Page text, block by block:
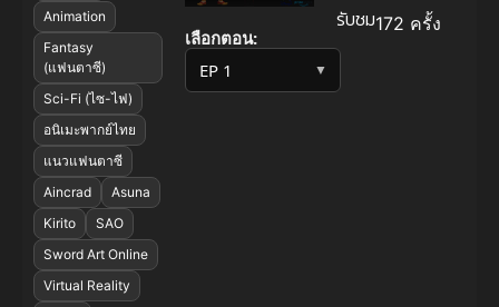
เลือกตอน:
▼
รับชม172 ครั้ง
Animation
Fantasy
(แฟนตาซี)
Sci-Fi (ไซ-ไฟ)
อนิเมะพากย์ไทย
แนวแฟนตาซี
Aincrad
Asuna
Kirito
SAO
Sword Art Online
Virtual Reality